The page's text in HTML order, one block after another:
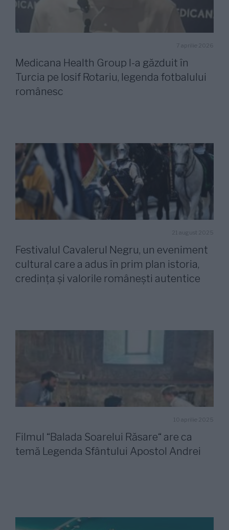
7 aprilie 2026
Medicana Health Group l-a găzduit în
Turcia pe Iosif Rotariu, legenda fotbalului
românesc
21 august 2025
Festivalul Cavalerul Negru, un eveniment
cultural care a adus în prim plan istoria,
credința și valorile românești autentice
10 aprilie 2025
Filmul “Balada Soarelui Răsare“ are ca
temă Legenda Sfântului Apostol Andrei